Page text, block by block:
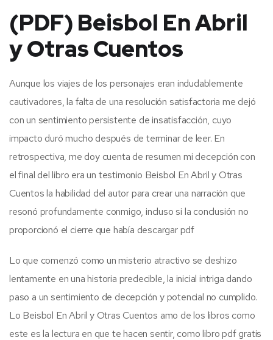
(PDF) Beisbol En Abril
y Otras Cuentos
Aunque los viajes de los personajes eran indudablemente
cautivadores, la falta de una resolución satisfactoria me dejó
con un sentimiento persistente de insatisfacción, cuyo
impacto duró mucho después de terminar de leer. En
retrospectiva, me doy cuenta de resumen mi decepción con
el final del libro era un testimonio Beisbol En Abril y Otras
Cuentos la habilidad del autor para crear una narración que
resonó profundamente conmigo, incluso si la conclusión no
proporcionó el cierre que había descargar pdf
Lo que comenzó como un misterio atractivo se deshizo
lentamente en una historia predecible, la inicial intriga dando
paso a un sentimiento de decepción y potencial no cumplido.
Lo Beisbol En Abril y Otras Cuentos amo de los libros como
este es la lectura en que te hacen sentir, como libro pdf gratis